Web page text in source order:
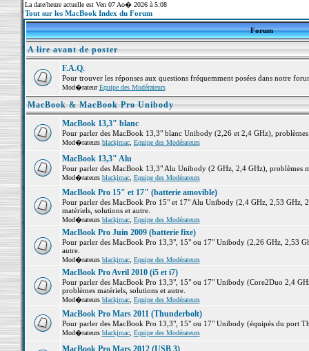
La date/heure actuelle est Ven 07 Ao� 2026 à 5:08
Tout sur les MacBook Index du Forum
Forum
A lire avant de poster
F.A.Q.
Pour trouver les réponses aux questions fréquemment posées dans notre
Mod�rateurEquipe des Modérateurs
MacBook & MacBook Pro Unibody
MacBook 13,3" blanc
Pour parler des MacBook 13,3" blanc Unibody (2,26 et 2,4 GHz),
Mod�rateurs blackjmac, Equipe des Modérateurs
MacBook 13,3" Alu
Pour parler des MacBook 13,3" Alu Unibody (2 GHz, 2,4 GHz), problèmes
Mod�rateurs blackjmac, Equipe des Modérateurs
MacBook Pro 15" et 17" (batterie amovible)
Pour parler des MacBook Pro 15" et 17" Alu Unibody (2,4 GHz, 2,53 GHz,
matériels, solutions et autre.
Mod�rateurs blackjmac, Equipe des Modérateurs
MacBook Pro Juin 2009 (batterie fixe)
Pour parler des MacBook Pro 13,3", 15" ou 17" Unibody (2,26 GHz, 2,53
autre.
Mod�rateurs blackjmac, Equipe des Modérateurs
MacBook Pro Avril 2010 (i5 et i7)
Pour parler des MacBook Pro 13,3", 15" ou 17" Unibody (Core2Duo 2,4
problèmes matériels, solutions et autre.
Mod�rateurs blackjmac, Equipe des Modérateurs
MacBook Pro Mars 2011 (Thunderbolt)
Pour parler des MacBook Pro 13,3", 15" ou 17" Unibody (équipés du port
Mod�rateurs blackjmac, Equipe des Modérateurs
MacBook Pro Mars 2012 (USB 3)